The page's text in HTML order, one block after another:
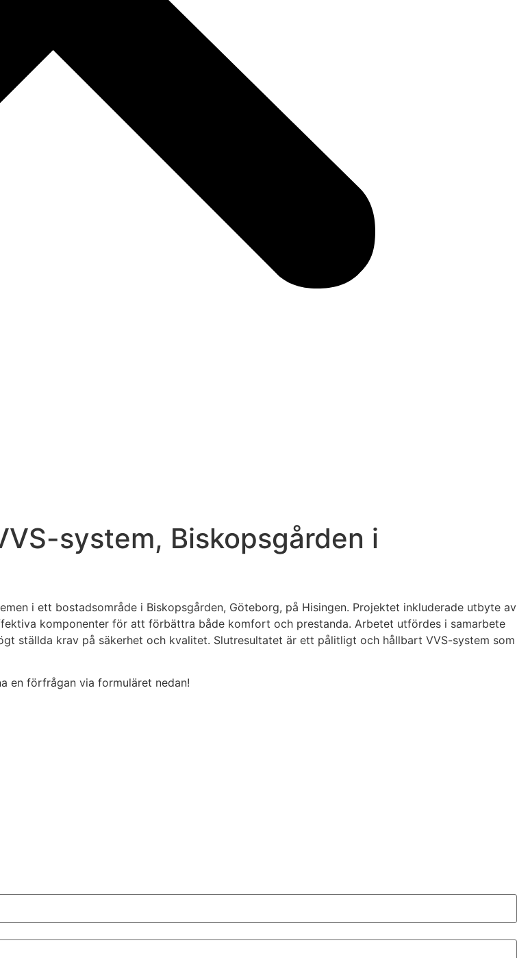
system, Biskopsgården i
i ett bostadsområde i Biskopsgården, Göteborg, på Hisingen. Projektet inkluderade utbyte av
komponenter för att förbättra både komfort och prestanda. Arbetet utfördes i samarbete
ställda krav på säkerhet och kvalitet. Slutresultatet är ett pålitligt och hållbart VVS-system som
en förfrågan via formuläret nedan!